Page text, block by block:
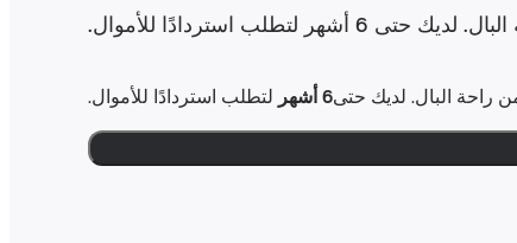
6 أشهر لتطلب استردادًا للأموال.